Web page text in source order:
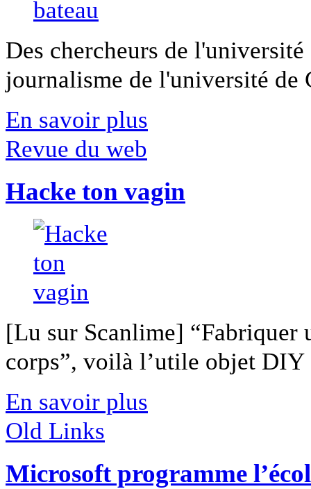
Des chercheurs de
journalisme de l'université
En savoir plus
Revue du web
Hacke ton vagin
[Lu sur Scanlime] “Fabriquer
corps”, voilà l’utile objet
En savoir plus
Old Links
Microsoft programme